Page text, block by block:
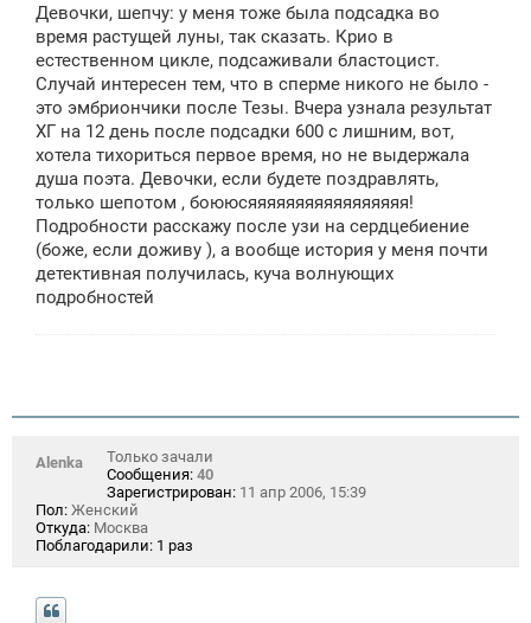
б
щ
е
н
и
Девочки, шепчу: у меня тоже была подсадка во
время растущей луны, так сказать. Крио в
естественном цикле, подсаживали бластоцист.
Случай интересен тем, что в сперме никого не было -
это эмбриончики после Тезы. Вчера узнала результат
ХГ на 12 день после подсадки 600 с лишним, вот,
хотела тихориться первое время, но не выдержала
душа поэта. Девочки, если будете поздравлять,
только шепотом , боююсяяяяяяяяяяяяяяяяя!
Подробности расскажу после узи на сердцебиение
(боже, если доживу ), а вообще история у меня почти
детективная получилась, куча волнующих
подробностей
Alenka
Только зачали
Сообщения: 40
Зарегистрирован: 11 апр 2006, 15:39
Пол: Женский
Откуда: Москва
Поблагодарили: 1 раз